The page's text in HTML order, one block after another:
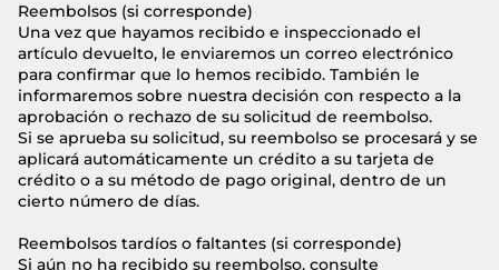
Reembolsos (si corresponde)
Una vez que hayamos recibido e inspeccionado el
artículo devuelto, le enviaremos un correo electrónico
para confirmar que lo hemos recibido. También le
informaremos sobre nuestra decisión con respecto a la
aprobación o rechazo de su solicitud de reembolso.
Si se aprueba su solicitud, su reembolso se procesará y se
aplicará automáticamente un crédito a su tarjeta de
crédito o a su método de pago original, dentro de un
cierto número de días.
Reembolsos tardíos o faltantes (si corresponde)
Si aún no ha recibido su reembolso, consulte